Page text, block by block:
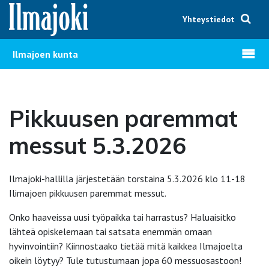
Hyppää sisältöön
Yhteystiedot
Ilmajoen kunta Avaa
Pikkuusen paremmat
messut 5.3.2026
Ilmajoki-hallilla järjestetään torstaina 5.3.2026 klo 11-18
Ilimajoen pikkuusen paremmat messut.
Onko haaveissa uusi työpaikka tai harrastus? Haluaisitko
lähteä opiskelemaan tai satsata enemmän omaan
hyvinvointiin? Kiinnostaako tietää mitä kaikkea Ilmajoelta
oikein löytyy? Tule tutustumaan jopa 60 messuosastoon!